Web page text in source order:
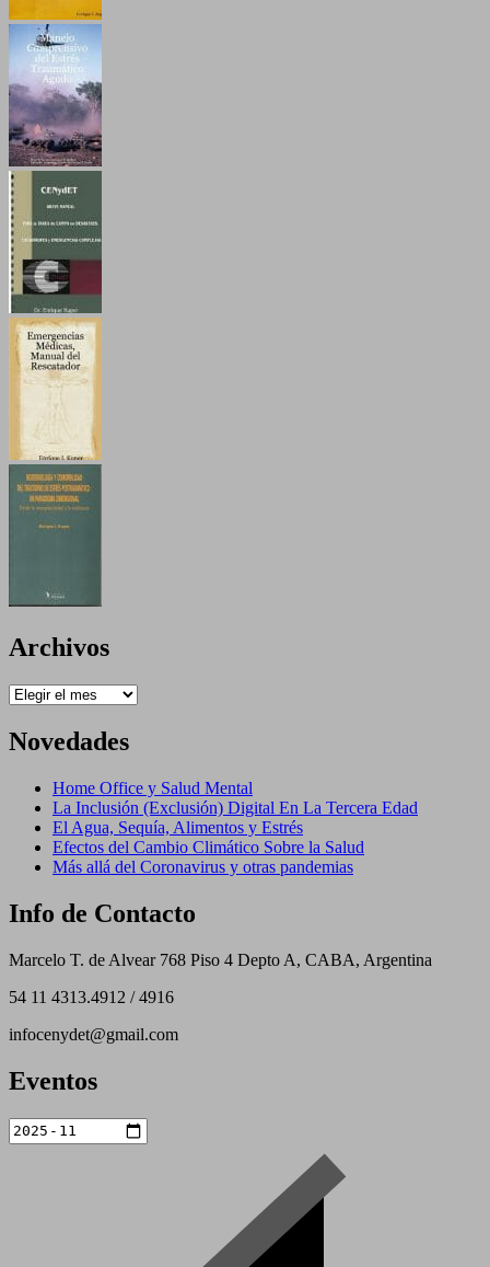
Archivos
Archivos
Novedades
Home Office y Salud Mental
La Inclusión (Exclusión) Digital En La Tercera Edad
El Agua, Sequía, Alimentos y Estrés
Efectos del Cambio Climático Sobre la Salud
Más allá del Coronavirus y otras pandemias
Info de Contacto
Marcelo T. de Alvear 768 Piso 4 Depto A, CABA, Argentina
54 11 4313.4912 / 4916
infocenydet@gmail.com
Eventos